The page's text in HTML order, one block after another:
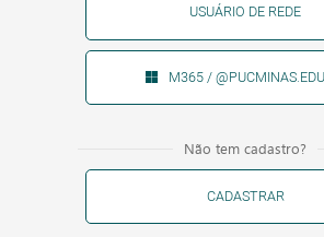
USUÁRIO DE REDE
M365 /
Não tem cadastro?
CADASTRAR